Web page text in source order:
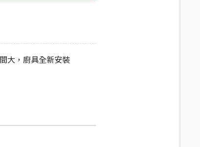
大，廚具全新安裝